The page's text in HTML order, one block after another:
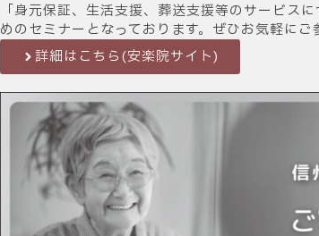
「身元保証、生活支援、葬送支援等のサービス
めのセミナーとなっております。ぜひお気軽にご
詳細はこちら(安楽院サイト)